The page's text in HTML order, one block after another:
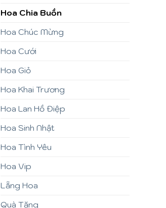
Hoa Chia Buồn
Hoa Chúc Mừng
Hoa Cưới
Hoa Giỏ
Hoa Khai Trương
Hoa Lan Hồ Điệp
Hoa Sinh Nhật
Hoa Tình Yêu
Hoa Vip
Lẵng Hoa
Quà Tặng